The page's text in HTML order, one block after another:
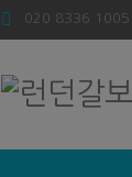
020 8336 1005